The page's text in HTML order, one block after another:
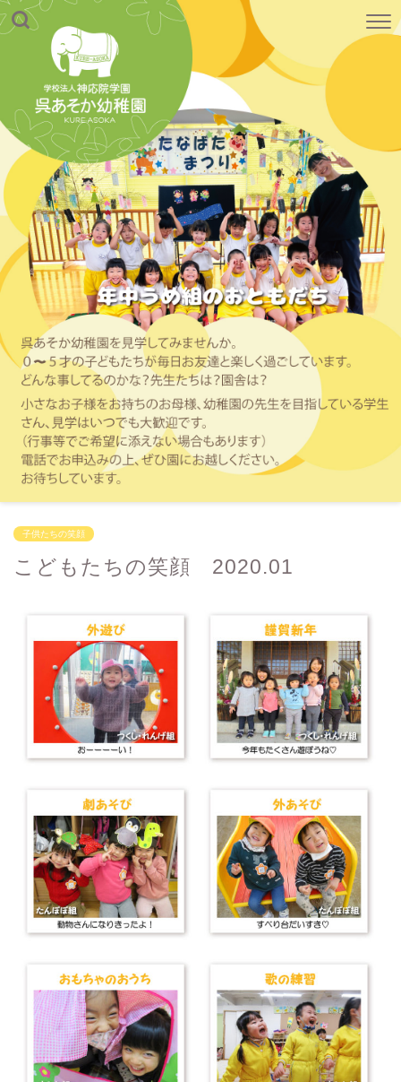
子供たちの笑顔
こどもたちの笑顔 2020.01